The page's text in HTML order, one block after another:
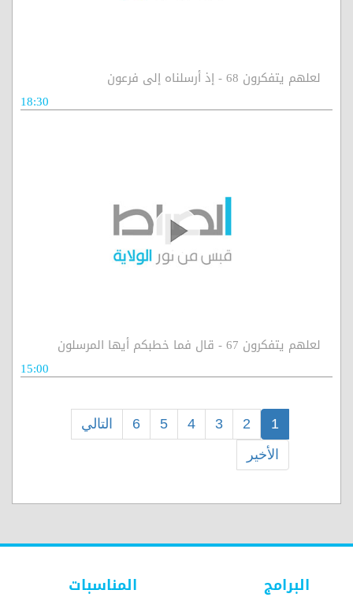
لعلهم يتفكرون 68 - إذ أرسلناه إلى فرعون
18:30
لعلهم يتفكرون 67 - قال فما خطبكم أيها المرسلون
15:00
1
2
3
4
5
6
التالي
الأخير
البرامج المناسبات